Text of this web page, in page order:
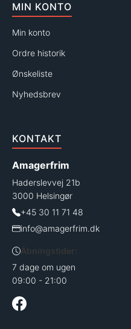
MIN KONTO
Min konto
Ordre historik
Ønskeliste
Nyhedsbrev
KONTAKT
Amagerfrim
Haderslevvej 21b
3000 Helsingør
+45 30 11 71 48
info@amagerfrim.dk
Åbningstider:
7 dage om ugen
09:00 - 21:00